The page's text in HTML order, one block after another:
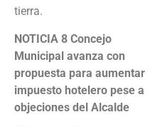
tierra.
NOTICIA 8 Concejo
Municipal avanza con
propuesta para aumentar
impuesto hotelero pese a
objeciones del Alcalde